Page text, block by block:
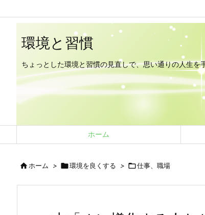
環境と習慣
ちょっとした環境と習慣の見直しで、思い通りの人生を
ホーム
ホーム > 環境を良くする > 仕事、職場